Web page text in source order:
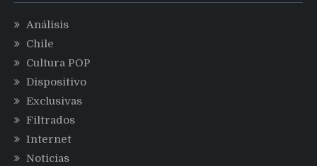
Análisis
Chile
Cultura POP
Dispositivo
Exclusivas
Filtrados
Internet
Noticias